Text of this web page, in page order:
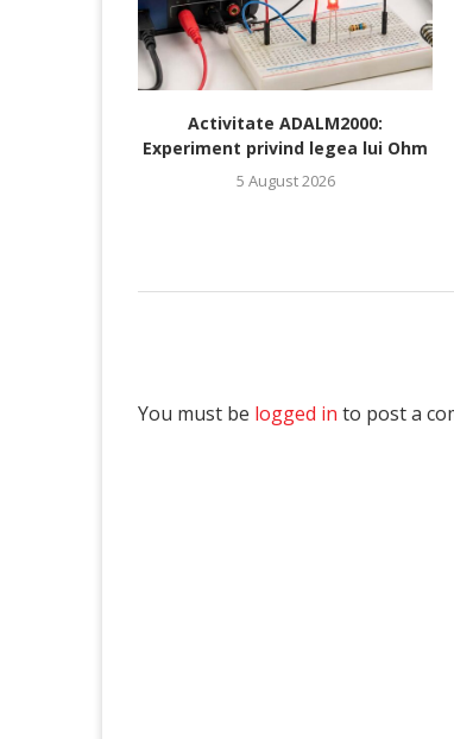
Activitate ADALM2000:
Experiment privind legea lui Ohm
5 August 2026
You must be logged in to post a